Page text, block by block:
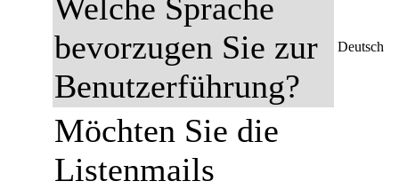
Welche Sprache
bevorzugen Sie zur
Benutzerführung?
Deutsch
Möchten Sie die
Listenmails